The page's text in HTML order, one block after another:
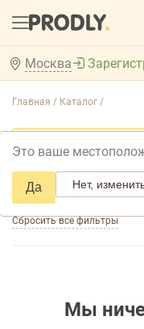
Москва
Это ваше
Да Нет,
Главная / Каталог /
по популярности по
Фильтры
Сбросить все фильтры
Мы